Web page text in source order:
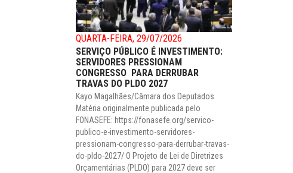
QUARTA-FEIRA, 29/07/2026
SERVIÇO PÚBLICO É INVESTIMENTO:
SERVIDORES PRESSIONAM
CONGRESSO PARA DERRUBAR
TRAVAS DO PLDO 2027
Kayo Magalhães/Câmara dos Deputados
Matéria originalmente publicada pelo
FONASEFE: https://fonasefe.org/servico-
publico-e-investimento-servidores-
pressionam-congresso-para-derrubar-travas-
do-pldo-2027/ O Projeto de Lei de Diretrizes
Orçamentárias (PLDO) para 2027 deve ser